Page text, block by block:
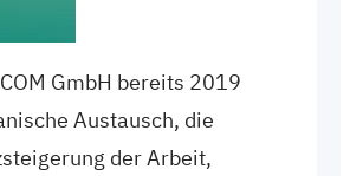
GmbH bereits 2019
Austausch, die
der Arbeit,